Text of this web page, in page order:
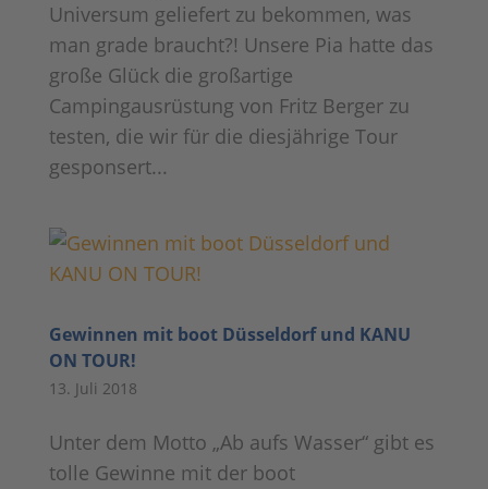
Universum geliefert zu bekommen, was
man grade braucht?! Unsere Pia hatte das
große Glück die großartige
Campingausrüstung von Fritz Berger zu
testen, die wir für die diesjährige Tour
gesponsert...
Gewinnen mit boot Düsseldorf und KANU
ON TOUR!
13. Juli 2018
Unter dem Motto „Ab aufs Wasser“ gibt es
tolle Gewinne mit der boot